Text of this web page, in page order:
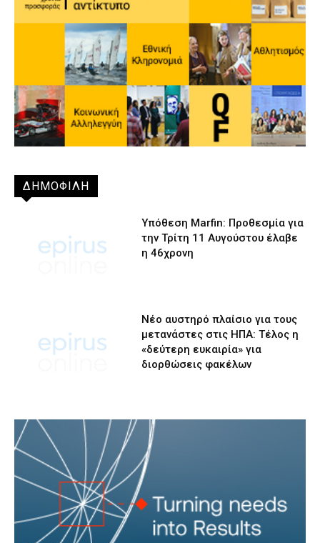
ΔΗΜΟΦΙΛΗ
Υπόθεση Marfin: Προθεσμία για
την Τρίτη 11 Αυγούστου έλαβε
η 46χρονη
Νέο αυστηρό πλαίσιο για τους
μετανάστες στις ΗΠΑ: Τέλος η
«δεύτερη ευκαιρία» για
διορθώσεις φακέλων